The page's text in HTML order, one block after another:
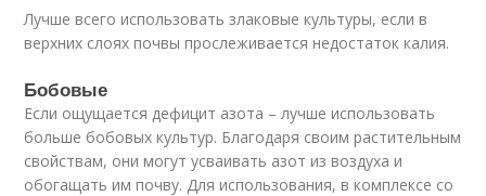
Лучше всего использовать злаковые культуры, если в
верхних слоях почвы прослеживается недостаток калия.
Бобовые
Если ощущается дефицит азота – лучше использовать
больше бобовых культур. Благодаря своим растительным
свойствам, они могут усваивать азот из воздуха и
обогащать им почву. Для использования, в комплексе со